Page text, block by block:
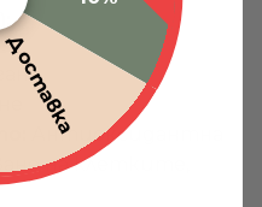
Антиоксидантна
на клетките,
Доставка